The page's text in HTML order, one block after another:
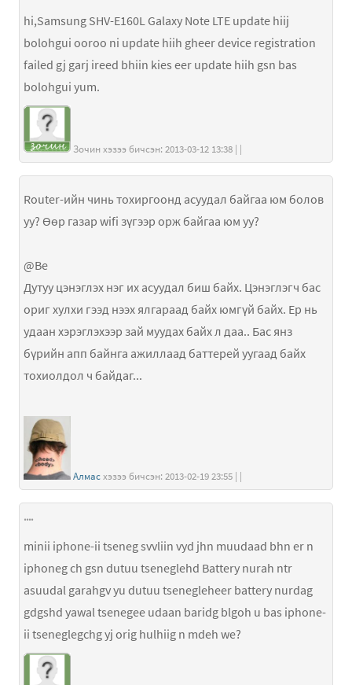
hi,Samsung SHV-E160L Galaxy Note LTE update hiij
bolohgui ooroo ni update hiih gheer device registration
failed gj garj ireed bhiin kies eer update hiih gsn bas
bolohgui yum.
Зочин хэзээ бичсэн: 2013-03-12 13:38 | |
Router-ийн чинь тохиргоонд асуудал байгаа юм болов
уу? Өөр газар wifi зүгээр орж байгаа юм уу?
@Be
Дутуу цэнэглэх нэг их асуудал биш байх. Цэнэглэгч бас
ориг хулхи гээд нээх ялгараад байх юмгүй байх. Ер нь
удаан хэрэглэхээр зай муудах байх л даа.. Бас янз
бүрийн апп байнга ажиллаад баттерей уугаад байх
тохиолдол ч байдаг...
Алмас
....
minii iphone-ii tseneg svvliin vyd jhn muudaad bhn er n
iphoneg ch gsn dutuu tseneglehd Battery nurah ntr
asuudal garahgv yu dutuu tsenegleheer battery nurdag
gdgshd yawal tsenegee udaan baridg blgoh u bas iphone-
ii tseneglegchg yj orig hulhiig n mdeh we?